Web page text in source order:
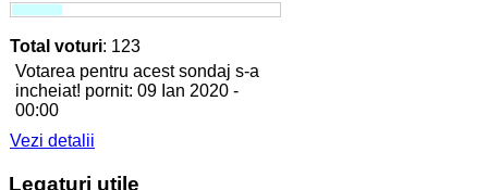
Total voturi: 123
Votarea pentru acest sondaj s-a
incheiat! pornit: 09 Ian 2020 -
00:00
Vezi detalii
Legaturi utile